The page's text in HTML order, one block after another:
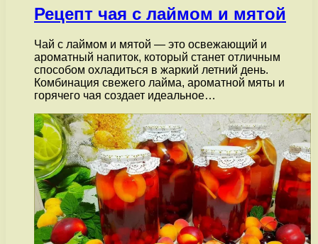
Рецепт чая с лаймом и мятой
Чай с лаймом и мятой — это освежающий и
ароматный напиток, который станет отличным
способом охладиться в жаркий летний день.
Комбинация свежего лайма, ароматной мяты и
горячего чая создает идеальное…